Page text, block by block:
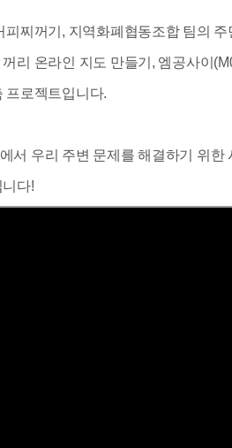
피찌꺼기, 지역화폐협동조합 팀의
리 온라인 지도 만들기, 엠공사이
프로젝트입니다.
서 우리 주변 문제를 해결하기 위한
다!